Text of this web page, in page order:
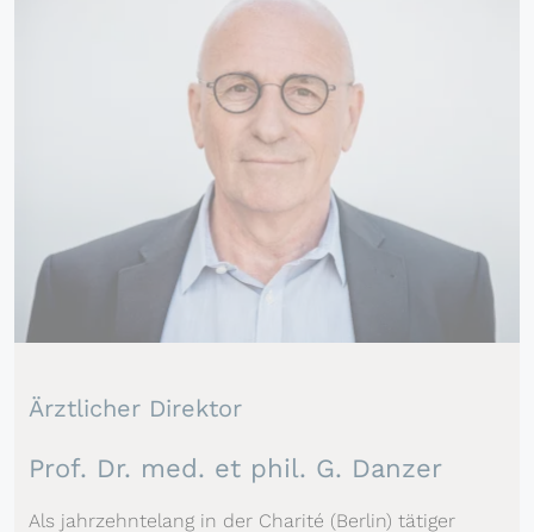
Ärztlicher Direktor
Prof. Dr. med. et phil. G. Danzer
Als jahrzehntelang in der Charité (Berlin) tätiger